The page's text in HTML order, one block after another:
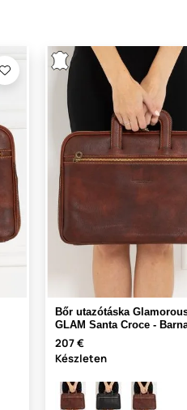
Bőr utazótáska
GLAM Santa Croce -
207 €
Készleten